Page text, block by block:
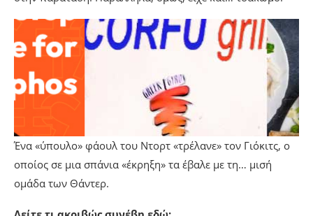
Ένα «ύπουλο» φάουλ του Ντορτ «τρέλανε» τον Γιόκιτς, ο
οποίος σε μια σπάνια «έκρηξη» τα έβαλε με τη… μισή
ομάδα των Θάντερ.